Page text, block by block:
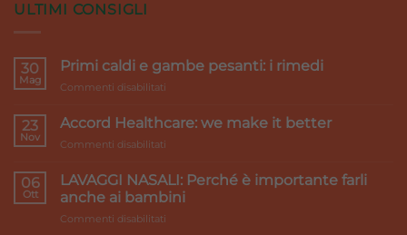
ULTIMI CONSIGLI
30
Mag
Primi caldi e gambe pesanti: i rimedi
Commenti disabilitati
e
i
rimedi
23
Nov
Accord Healthcare: we make it better
Commenti disabilitati
Healthcare:
we
make
06
Ott
LAVAGGI NASALI: Perché è importante farli
anche ai bambini
Commenti disabilitati